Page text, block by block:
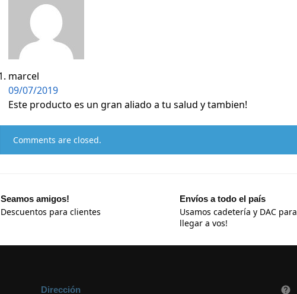
marcel
09/07/2019
Este producto es un gran aliado a tu salud y tambien!
Comments are closed.
Seamos amigos!
Descuentos para clientes
Envíos a todo el país
Usamos cadetería y DAC para
llegar a vos!
Dirección